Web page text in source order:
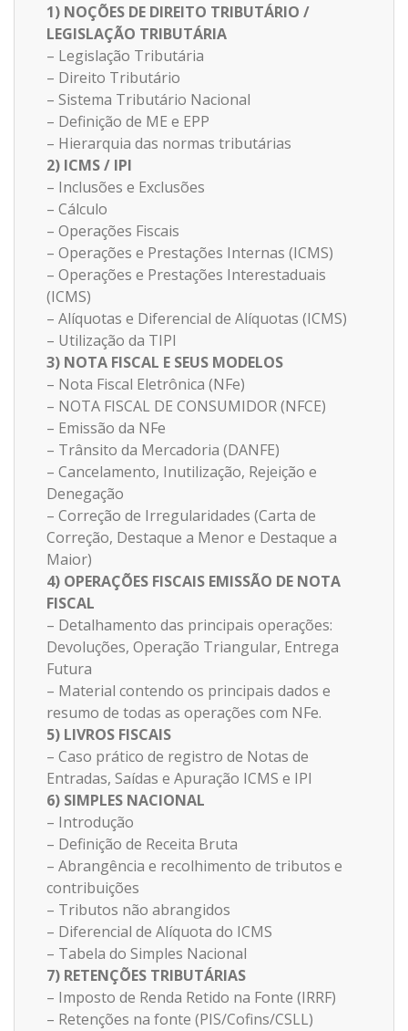
1) NOÇÕES DE DIREITO TRIBUTÁRIO /
LEGISLAÇÃO TRIBUTÁRIA
– Legislação Tributária
– Direito Tributário
– Sistema Tributário Nacional
– Definição de ME e EPP
– Hierarquia das normas tributárias
2) ICMS / IPI
– Inclusões e Exclusões
– Cálculo
– Operações Fiscais
– Operações e Prestações Internas (ICMS)
– Operações e Prestações Interestaduais
(ICMS)
– Alíquotas e Diferencial de Alíquotas (ICMS)
– Utilização da TIPI
3) NOTA FISCAL E SEUS MODELOS
– Nota Fiscal Eletrônica (NFe)
– NOTA FISCAL DE CONSUMIDOR (NFCE)
– Emissão da NFe
– Trânsito da Mercadoria (DANFE)
– Cancelamento, Inutilização, Rejeição e
Denegação
– Correção de Irregularidades (Carta de
Correção, Destaque a Menor e Destaque a
Maior)
4) OPERAÇÕES FISCAIS EMISSÃO DE NOTA
FISCAL
– Detalhamento das principais operações:
Devoluções, Operação Triangular, Entrega
Futura
– Material contendo os principais dados e
resumo de todas as operações com NFe.
5) LIVROS FISCAIS
– Caso prático de registro de Notas de
Entradas, Saídas e Apuração ICMS e IPI
6) SIMPLES NACIONAL
– Introdução
– Definição de Receita Bruta
– Abrangência e recolhimento de tributos e
contribuições
– Tributos não abrangidos
– Diferencial de Alíquota do ICMS
– Tabela do Simples Nacional
7) RETENÇÕES TRIBUTÁRIAS
– Imposto de Renda Retido na Fonte (IRRF)
– Retenções na fonte (PIS/Cofins/CSLL)